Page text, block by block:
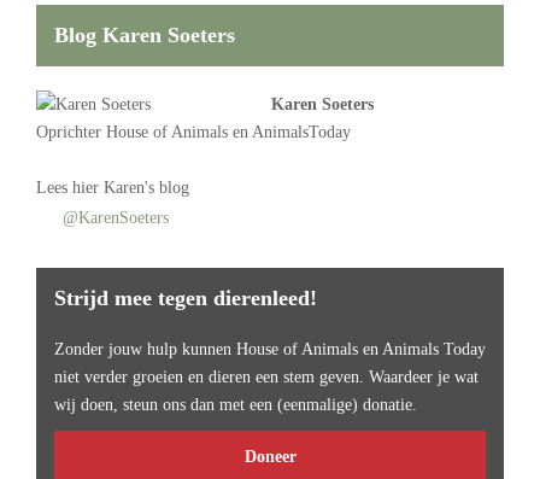
Blog Karen Soeters
Karen Soeters
Oprichter House of Animals en AnimalsToday
Lees hier Karen's blog
@KarenSoeters
Strijd mee tegen dierenleed!
Zonder jouw hulp kunnen House of Animals en Animals Today
niet verder groeien en dieren een stem geven. Waardeer je wat
wij doen, steun ons dan met een (eenmalige) donatie.
Doneer